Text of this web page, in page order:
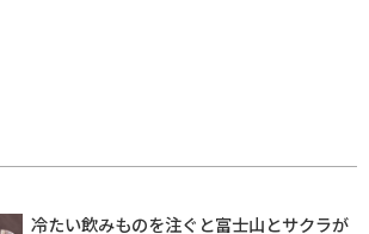
冷たい飲みものを注ぐと富士山とサクラが